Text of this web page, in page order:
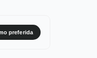
preferida